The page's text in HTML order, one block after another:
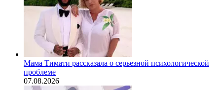
Мама Тимати рассказала о серьезной психологической
проблеме
07.08.2026